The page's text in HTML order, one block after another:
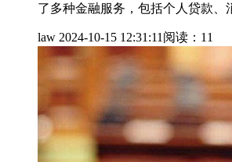
了多种金融服务，包括个人贷款、
law 2024-10-15 12:31:11 阅读：11